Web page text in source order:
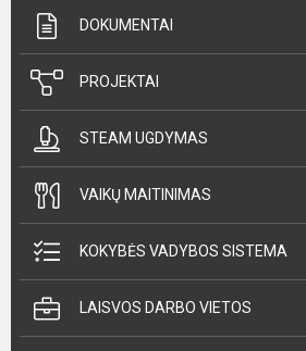
DOKUMENTAI
PROJEKTAI
STEAM UGDYMAS
VAIKŲ MAITINIMAS
KOKYBĖS VADYBOS SISTEMA
LAISVOS DARBO VIETOS